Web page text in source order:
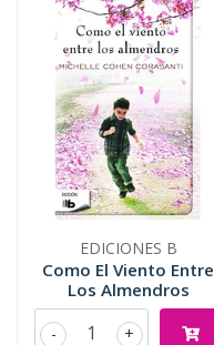
EDICIONES B
Como El Viento Entre
Los Almendros
+
-